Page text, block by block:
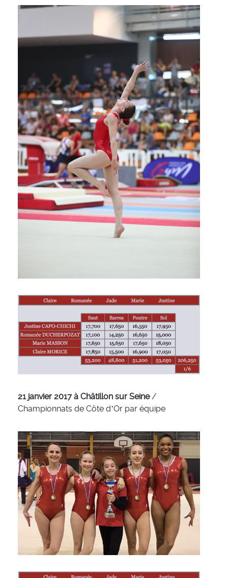
21 janvier 2017 à Châtillon sur Seine/
Championnats de Côte d’Or par équipe